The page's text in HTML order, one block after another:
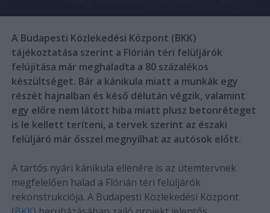
A Budapesti Közlekedési Központ (BKK)
tájékoztatása szerint a Flórián téri felüljárók
felújítása már meghaladta a 80 százalékos
készültséget. Bár a kánikula miatt a munkák egy
részét hajnalban és késő délután végzik, valamint
egy előre nem látott hiba miatt plusz betonréteget
is le kellett teríteni, a tervek szerint az északi
felüljáró már ősszel megnyílhat az autósok előtt.
A tartós nyári kánikula ellenére is az ütemtervnek
megfelelően halad a Flórián téri felüljárók
rekonstrukciója. A Budapesti Közlekedési Központ